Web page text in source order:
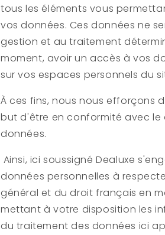
tous les éléments vous
vos données. Ces données ne
gestion et au traitement
moment, avoir un accès à vos
sur vos espaces personnels du
À ces fins, nous nous efforçons
but d'être en conformité avec
données.
Ainsi, ici soussignéDealuxe
données personnelles à
général et du droit français en
mettant à votre disposition les
du traitement des données ici